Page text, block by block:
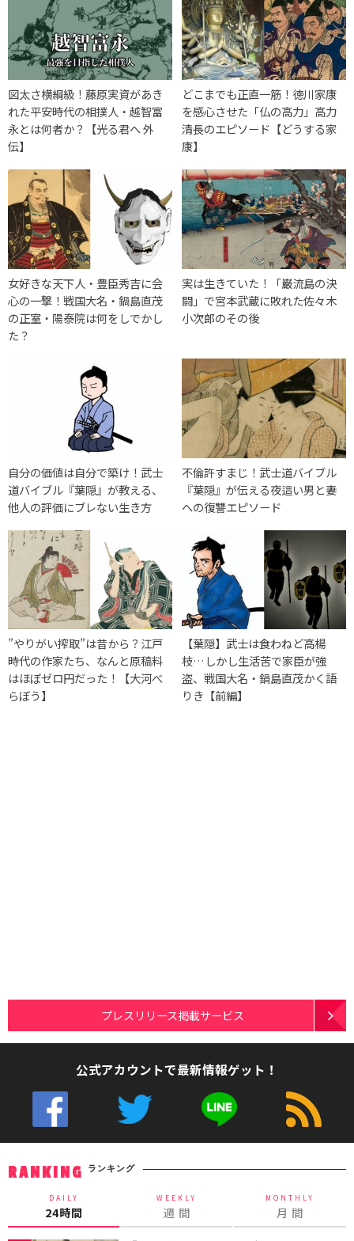
図太さ横綱級！藤原実資があき
れた平安時代の相撲人・越智富
永とは何者か？【光る君へ 外
伝】
どこまでも正直一筋！徳川家康
を感心させた「仏の高力」高力
清長のエピソード【どうする家
康】
女好きな天下人・豊臣秀吉に会
心の一撃！戦国大名・鍋島直茂
の正室・陽泰院は何をしでかし
た？
実は生きていた！「巌流島の決
闘」で宮本武蔵に敗れた佐々木
小次郎のその後
自分の価値は自分で築け！武士
道バイブル『葉隠』が教える、
他人の評価にブレない生き方
不倫許すまじ！武士道バイブル
『葉隠』が伝える夜這い男と妻
への復讐エピソード
”やりがい搾取”は昔から？江戸
時代の作家たち、なんと原稿料
はほぼゼロ円だった！【大河べ
らぼう】
【葉隠】武士は食わねど高楊
枝…しかし生活苦で家臣が強
盗、戦国大名・鍋島直茂かく語
りき【前編】
プレスリリース掲載サービス
公式アカウントで最新情報ゲット！
RANKING ランキング
DAILY
24時間
WEEKLY
週 間
MONTHLY
月 間